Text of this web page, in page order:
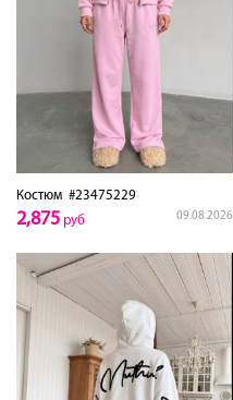
Костюм #23475229
09.08.2026
2,875 руб